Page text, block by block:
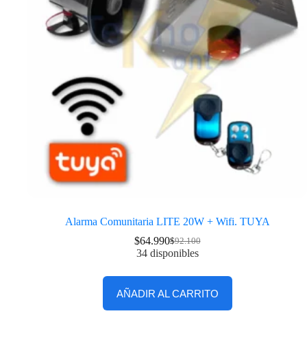
Alarma Comunitaria LITE 20W + Wifi. TUYA
$92.100
$64.990
34 disponibles
AÑADIR AL CARRITO